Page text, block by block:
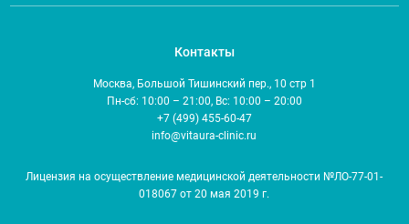
Контакты
Москва, Большой Тишинский пер., 10 стр 1
Пн-сб: 10:00 – 21:00, Вс: 10:00 – 20:00
+7 (499) 455-60-47
info@vitaura-clinic.ru
Лицензия на осуществление медицинской деятельности №ЛО-77-01-
018067 от 20 мая 2019 г.